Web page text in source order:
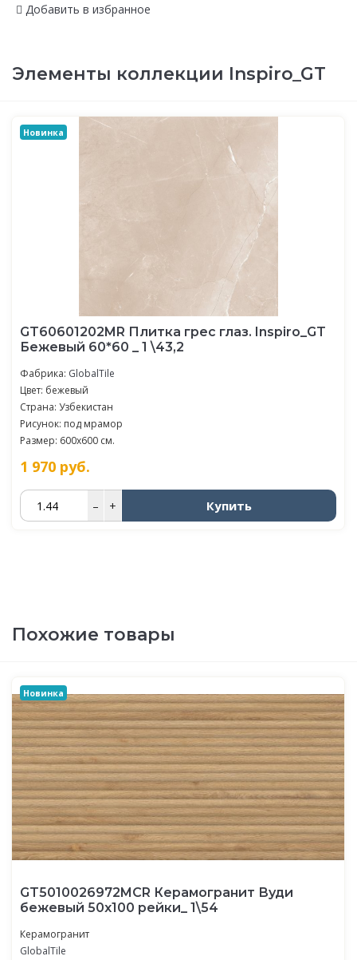
Добавить в избранное
Элементы коллекции Inspiro_GT
Новинка
GT60601202MR Плитка грес глаз. Inspiro_GT
Бежевый 60*60 _ 1 \43,2
Фабрика: GlobalTile
Цвет: бежевый
Страна: Узбекистан
Рисунок: под мрамор
Размер: 600x600 см.
1 970 руб.
– + Купить
Похожие товары
Новинка
GT5010026972MCR Керамогранит Вуди
бежевый 50x100 рейки_ 1\54
Керамогранит
GlobalTile